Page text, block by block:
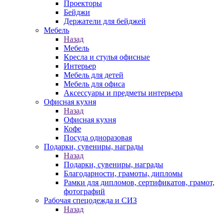
Проекторы
Бейджи
Держатели для бейджей
Мебель
Назад
Мебель
Кресла и стулья офисные
Интерьер
Мебель для детей
Мебель для офиса
Аксессуары и предметы интерьера
Офисная кухня
Назад
Офисная кухня
Кофе
Посуда одноразовая
Подарки, сувениры, награды
Назад
Подарки, сувениры, награды
Благодарности, грамоты, дипломы
Рамки для дипломов, сертификатов, грамот,
фотографий
Рабочая спецодежда и СИЗ
Назад